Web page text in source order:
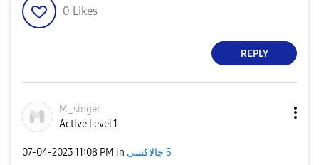
0 Likes
REPLY
M_singer
Active Level 1
‎07-04-202311:08 PM in جالاكسى S